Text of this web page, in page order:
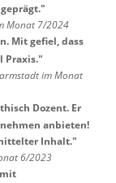
"
Monat 7/2024
Mit gefiel, dass
Praxis."
im Monat
Dozent. Er
anbieten!
Inhalt."
6/2023